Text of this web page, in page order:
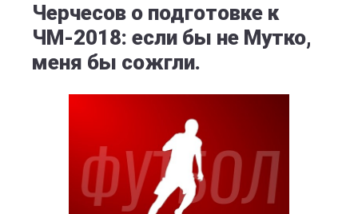
Черчесов о подготовке к
ЧМ-2018: если бы не Мутко,
меня бы сожгли.